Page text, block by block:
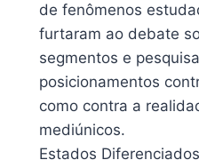
de fenômenos
furtaram ao debate
segmentos e
posicionamentos
como contra a
mediúnicos.
Estados